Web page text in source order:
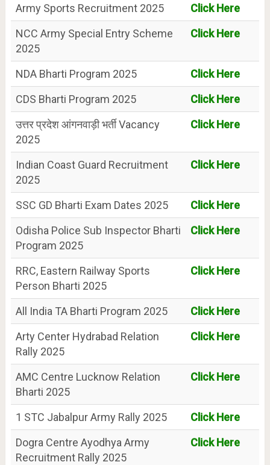
Army Sports Recruitment 2025
Click Here
NCC Army Special Entry Scheme
2025
Click Here
NDA Bharti Program 2025
Click Here
CDS Bharti Program 2025
Click Here
उत्तर प्रदेश आंगनवाड़ी भर्ती Vacancy
2025
Click Here
Indian Coast Guard Recruitment
2025
Click Here
SSC GD Bharti Exam Dates 2025
Click Here
Odisha Police Sub Inspector Bharti
Program 2025
Click Here
RRC, Eastern Railway Sports
Person Bharti 2025
Click Here
All India TA Bharti Program 2025
Click Here
Arty Center Hydrabad Relation
Rally 2025
Click Here
AMC Centre Lucknow Relation
Bharti 2025
Click Here
1 STC Jabalpur Army Rally 2025
Click Here
Dogra Centre Ayodhya Army
Recruitment Rally 2025
Click Here